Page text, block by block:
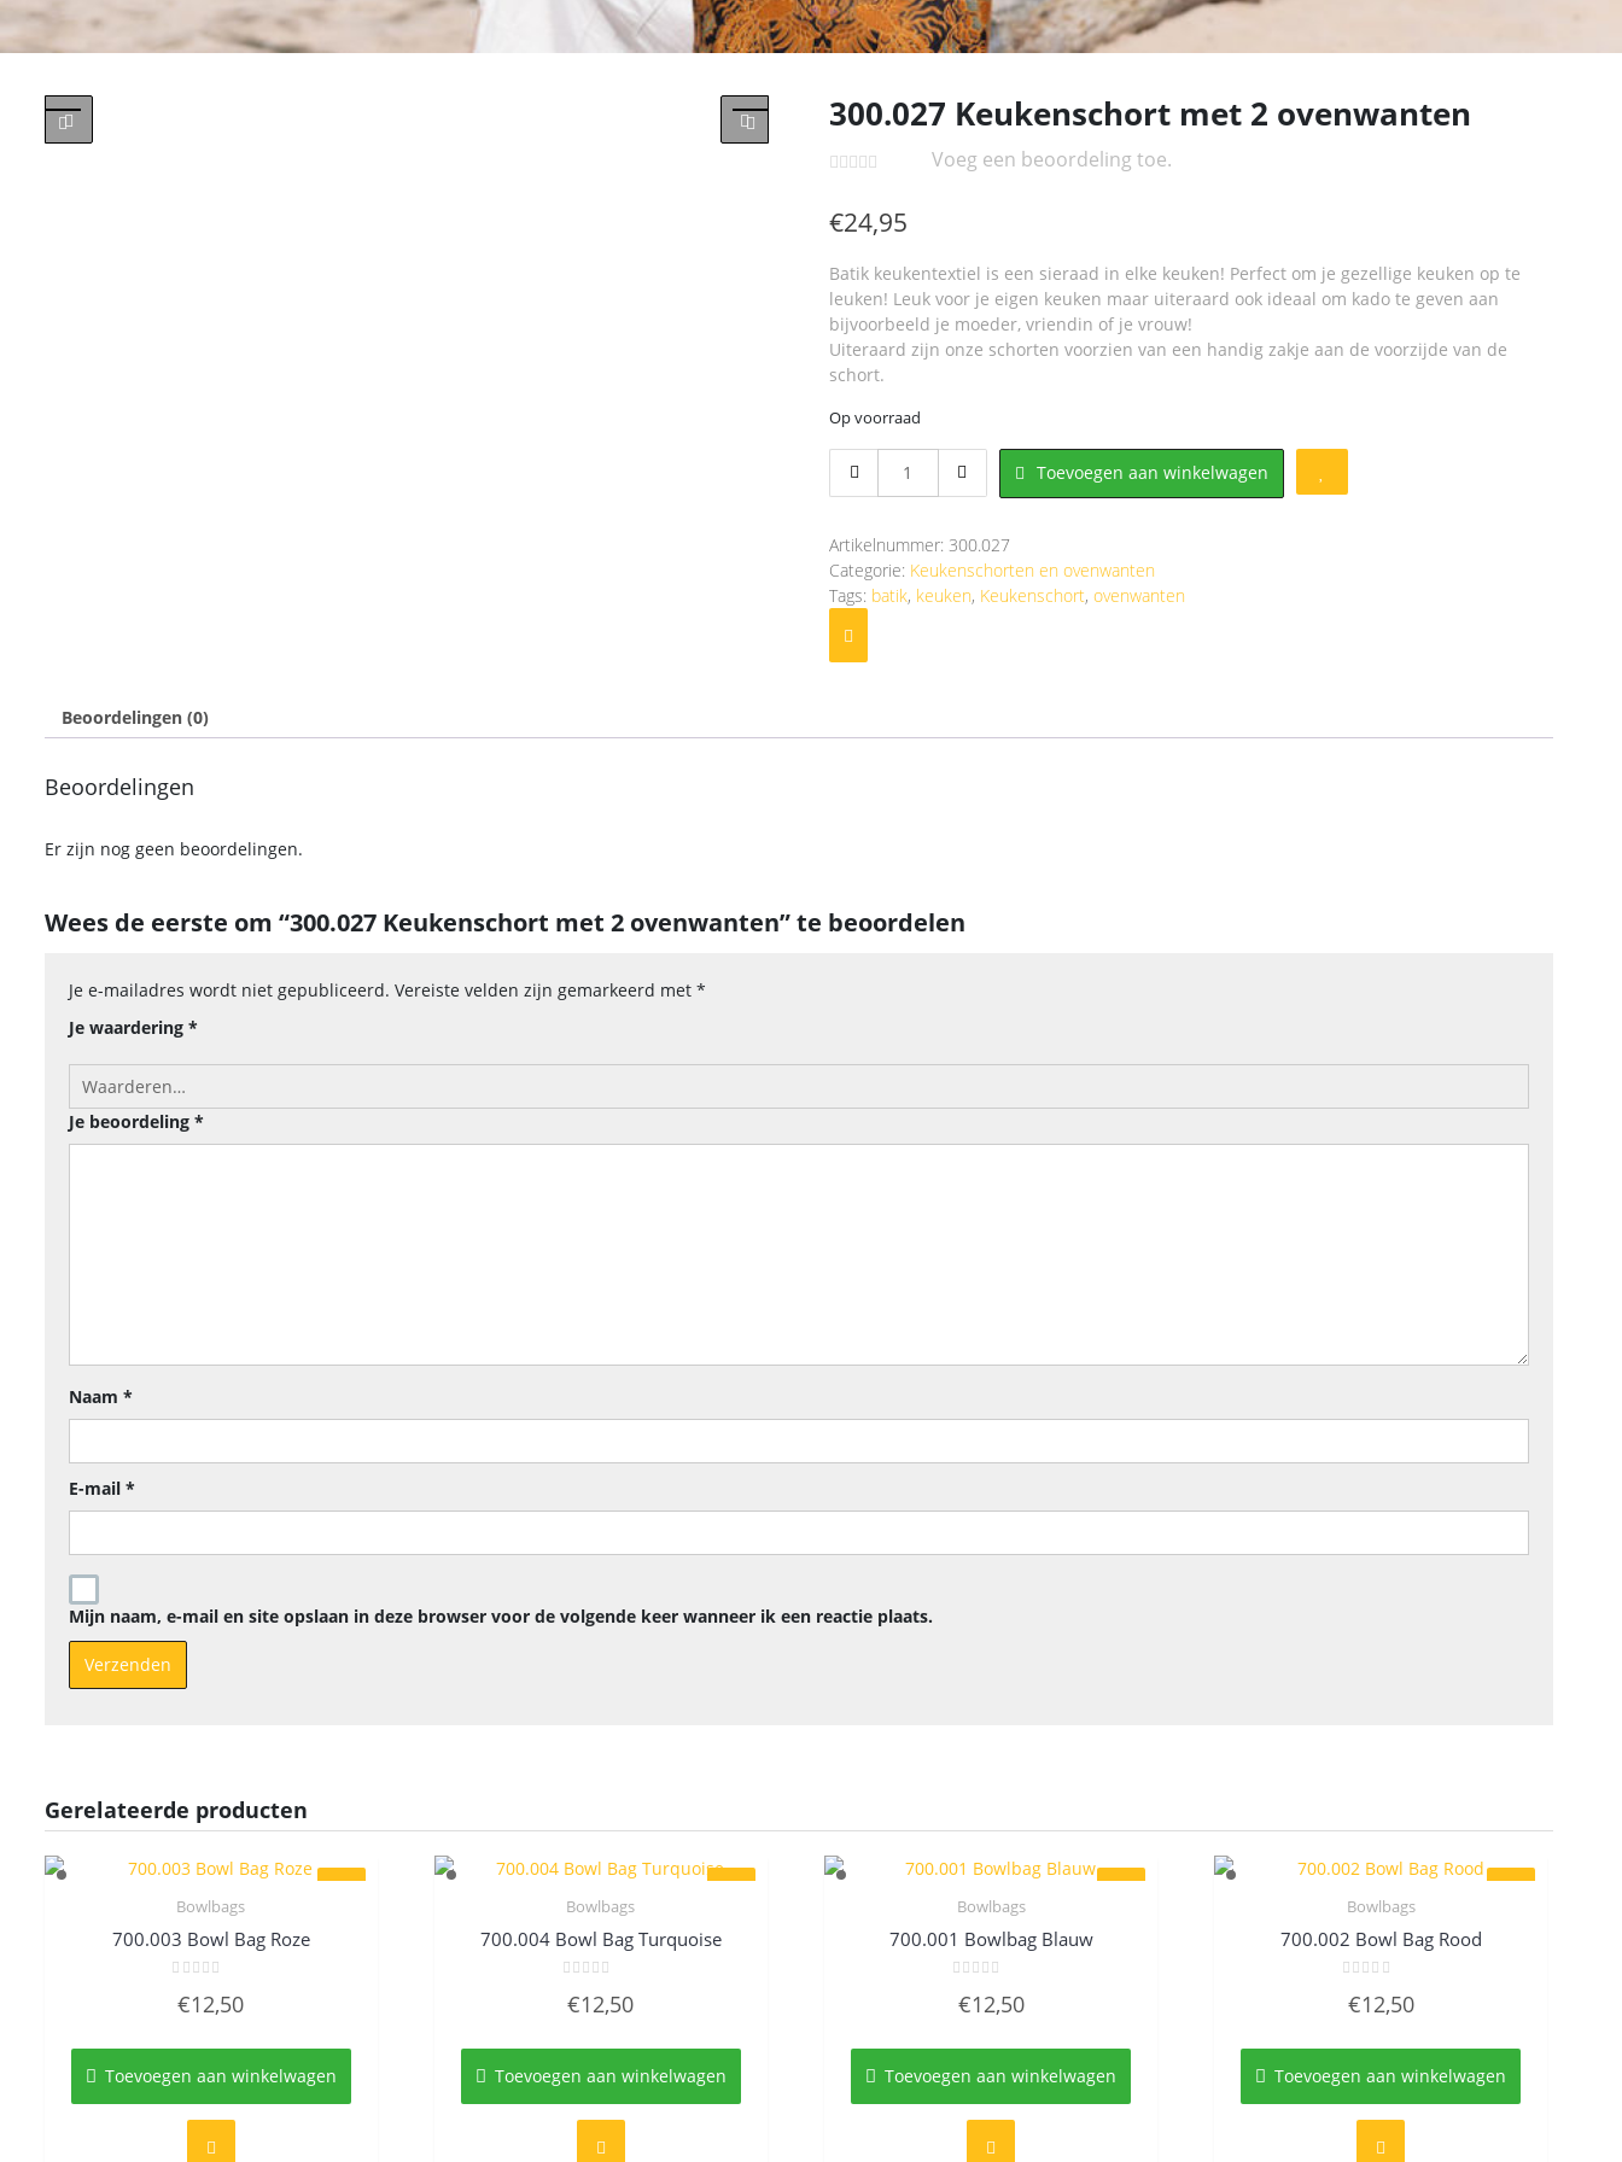
300.027 Keukenschort met 2 ovenwanten
Voeg een beoordeling toe.
€24,95
Batik keukentextiel is een sieraad in elke keuken! Perfect om je gezellige keuken op te
leuken! Leuk voor je eigen keuken maar uiteraard ook ideaal om kado te geven aan
bijvoorbeeld je moeder, vriendin of je vrouw!
Uiteraard zijn onze schorten voorzien van een handig zakje aan de voorzijde van de
schort.
Op voorraad
Keukenschort
ovenwanten
aantal
Toevoegen aan winkelwagen
Artikelnummer: 300.027
Categorie: Keukenschorten en ovenwanten
Tags: batik, keuken, Keukenschort, ovenwanten
Beoordelingen (0)
Beoordelingen
Er zijn nog geen beoordelingen.
Wees de eerste om “300.027 Keukenschort met 2 ovenwanten” te beoordelen
Je e-mailadres wordt niet gepubliceerd. Vereiste velden zijn gemarkeerd met *
Je waardering *
Je beoordeling *
Naam *
E-mail *
Mijn naam, e-mail en site opslaan in deze browser voor de volgende keer wanneer ik een reactie plaats.
Gerelateerde producten
Bowlbags
700.003 Bowl Bag Roze
0€12,50
Toevoegen aan winkelwagen
Bowlbags
700.004 Bowl Bag Turquoise
0€12,50
Toevoegen aan winkelwagen
Bowlbags
700.001 Bowlbag Blauw
0€12,50
Toevoegen aan winkelwagen
Bowlbags
700.002 Bowl Bag Rood
0€12,50
Toevoegen aan winkelwagen